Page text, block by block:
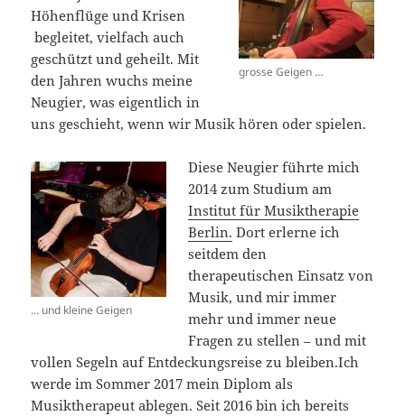
grosse Geigen …
Höhenflüge und Krisen
begleitet, vielfach auch
geschützt und geheilt. Mit
den Jahren wuchs meine
Neugier, was eigentlich in
uns geschieht, wenn wir Musik hören oder spielen.
… und kleine Geigen
Diese Neugier führte mich
2014 zum Studium am
Institut für Musiktherapie
Berlin. Dort erlerne ich
seitdem den
therapeutischen Einsatz von
Musik, und mir immer
mehr und immer neue
Fragen zu stellen – und mit
vollen Segeln auf Entdeckungsreise zu bleiben.Ich
werde im Sommer 2017 mein Diplom als
Musiktherapeut ablegen. Seit 2016 bin ich bereits